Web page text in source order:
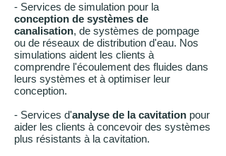
- Services de simulation pour la
conception de systèmes de
canalisation, de systèmes de pompage
ou de réseaux de distribution d'eau. Nos
simulations aident les clients à
comprendre l'écoulement des fluides dans
leurs systèmes et à optimiser leur
conception.
- Services d'analyse de la cavitation pour
aider les clients à concevoir des systèmes
plus résistants à la cavitation.